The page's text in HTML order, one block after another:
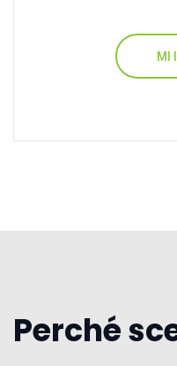
MI
Perché